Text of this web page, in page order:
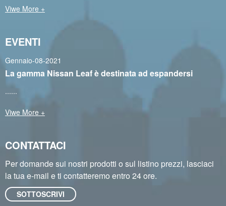
Viwe More +
EVENTI
Gennaio-08-2021
La gamma Nissan Leaf è destinata ad espandersi
......
Viwe More +
CONTATTACI
Per domande sui nostri prodotti o sul listino prezzi, lasciaci
la tua e-mail e ti contatteremo entro 24 ore.
SOTTOSCRIVI